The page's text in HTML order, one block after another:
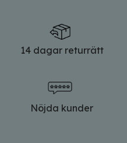
14 dagar returrätt
Nöjda kunder